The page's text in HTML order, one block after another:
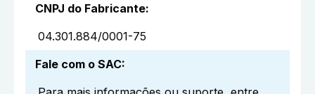
CNPJ do Fabricante:
04.301.884/0001-75
Fale com o SAC: